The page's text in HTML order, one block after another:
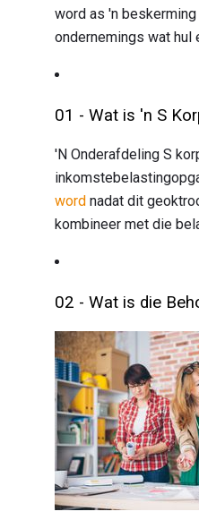
word as 'n
ondernemings wat hul
01 - Wat is 'n S
'N Onderafdeling S
word nadat dit
kombineer met die
02 - Wat is die